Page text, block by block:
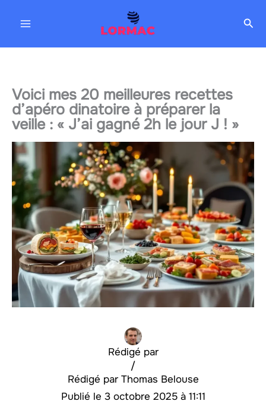
Voici mes 20 meilleures recettes
d’apéro dinatoire à préparer la
veille : « J’ai gagné 2h le jour J ! »
Rédigé par
Thomas Belouse
/
3 octobre 2025 à 11:11